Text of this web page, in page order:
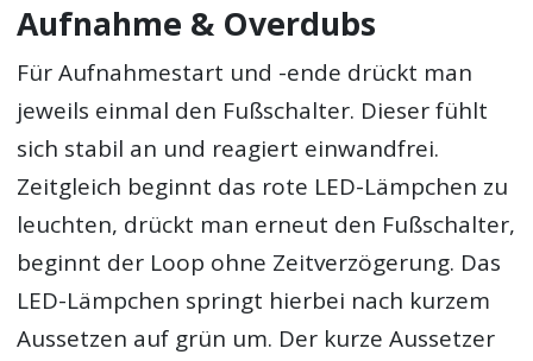
Aufnahme & Overdubs
Für Aufnahmestart und -ende drückt man
jeweils einmal den Fußschalter. Dieser fühlt
sich stabil an und reagiert einwandfrei.
Zeitgleich beginnt das rote LED-Lämpchen zu
leuchten, drückt man erneut den Fußschalter,
beginnt der Loop ohne Zeitverzögerung. Das
LED-Lämpchen springt hierbei nach kurzem
Aussetzen auf grün um. Der kurze Aussetzer